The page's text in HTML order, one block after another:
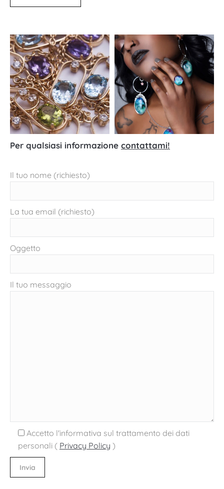
Per qualsiasi informazione contattami!
Il tuo nome (richiesto)
La tua email (richiesto)
Oggetto
Il tuo messaggio
Accetto l'informativa sul trattamento dei dati
personali ( Privacy Policy )